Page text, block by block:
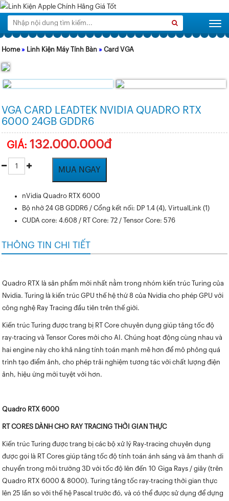
Tìm
kiếm:
Home» Linh Kiện Máy Tính Bàn » Card VGA
VGA CARD LEADTEK NVIDIA QUADRO RTX
6000 24GB GDDR6
GIÁ: 132.000.000đ
MUA NGAY
nVidia Quadro RTX 6000
Bộ nhớ 24 GB GDDR6 / Cổng kết nối: DP 1.4 (4), VirtualLink (1)
CUDA core: 4.608 / RT Core: 72 / Tensor Core: 576
THÔNG TIN CHI TIẾT
Quadro RTX là sản phẩm mới nhất nằm trong nhóm kiến trúc Turing của
Nvidia. Turing là kiến trúc GPU thế hệ thứ 8 của Nvidia cho phép GPU với
công nghệ Ray Tracing đầu tiên trên thế giới.
Kiến trúc Turing được trang bị RT Core chuyên dụng giúp tăng tốc độ
ray-tracing và Tensor Cores mới cho AI. Chúng hoạt động cùng nhau và
hai engine này cho khả năng tính toán mạnh mẽ hơn để mô phỏng quá
trình tạo điểm ảnh, cho phép trải nghiệm tương tác với chất lượng điện
ảnh, hiệu ứng mới tuyệt vời hơn.
Quadro RTX 6000
RT CORES DÀNH CHO RAY TRACING THỜI GIAN THỰC
Kiến trúc Turing được trang bị các bộ xử lý Ray-tracing chuyên dụng
được gọi là RT Cores giúp tăng tốc độ tính toán ánh sáng và âm thanh di
chuyển trong môi trường 3D với tốc độ lên đến 10 Giga Rays / giây (trên
Quadro RTX 6000 & 8000). Turing tăng tốc ray-tracing thời gian thực
lên 25 lần so với thế hệ Pascal trước đó, và có thể được sử dụng để dựng